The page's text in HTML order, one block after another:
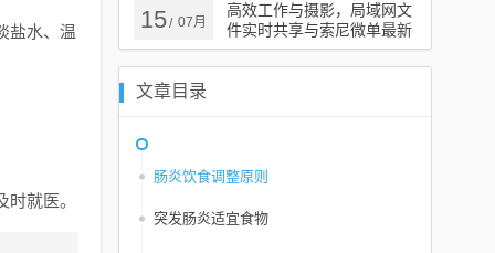
盐水、温
就医。
15/ 07月
高效工作与摄影，局域网文
件实时共享与索尼微单最新
报价指南
文章目录
肠炎饮食调整原则
突发肠炎适宜食物